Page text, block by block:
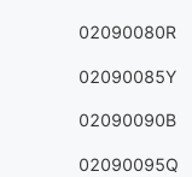
02090080R
02090085Y
02090090B
02090095Q